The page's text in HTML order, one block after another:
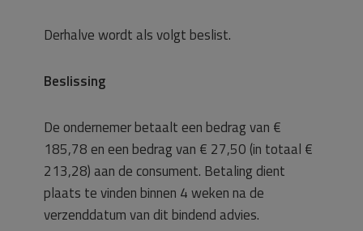
Derhalve wordt als volgt beslist.
Beslissing
De ondernemer betaalt een bedrag van €
185,78 en een bedrag van € 27,50 (in totaal €
213,28) aan de consument. Betaling dient
plaats te vinden binnen 4 weken na de
verzenddatum van dit bindend advies.